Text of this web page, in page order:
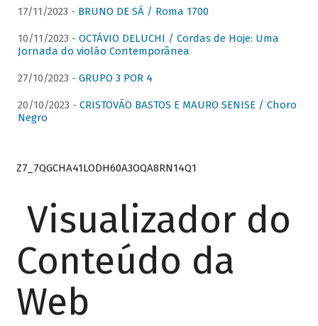
17/11/2023 - BRUNO DE SÁ / Roma 1700
10/11/2023 - OCTÁVIO DELUCHI / Cordas de Hoje: Uma
Jornada do violão Contemporânea
27/10/2023 - GRUPO 3 POR 4
20/10/2023 - CRISTOVÃO BASTOS E MAURO SENISE / Choro
Negro
Z7_7QGCHA41LODH60A3OQA8RN14Q1
Visualizador do
Conteúdo da
Web